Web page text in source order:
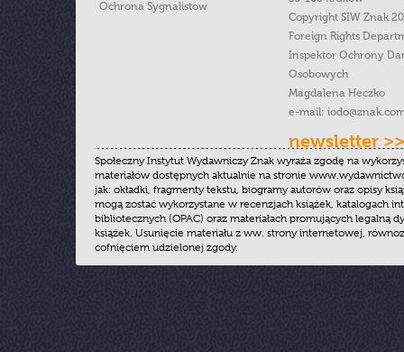
Ochrona Sygnalistow
Copyright SIW Znak
Foreign Rights
Inspektor Ochrony
Osobowych
Magdalena Heczko
e-mail:
newsletter >>
Społeczny Instytut Wydawniczy Znak wyraża zgodę na
materiałów dostępnych aktualnie na stronie
jak: okładki, fragmenty tekstu, biogramy autorów oraz opisy
mogą zostać wykorzystane w recenzjach książek, katalogach
bibliotecznych (OPAC) oraz materiałach promujących legalną
książek. Usunięcie materiału z ww. strony internetowej,
cofnięciem udzielonej zgody.